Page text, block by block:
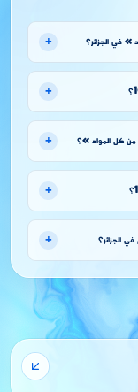
في الجزائر؟ +
+
+
+
الجزائر؟ +